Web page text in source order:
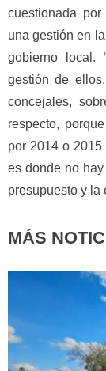
cuestionada
una gestión en
gobierno local.
gestión de
concejales,
respecto,
por 2014 o
es donde no
presupuesto y la
MÁS